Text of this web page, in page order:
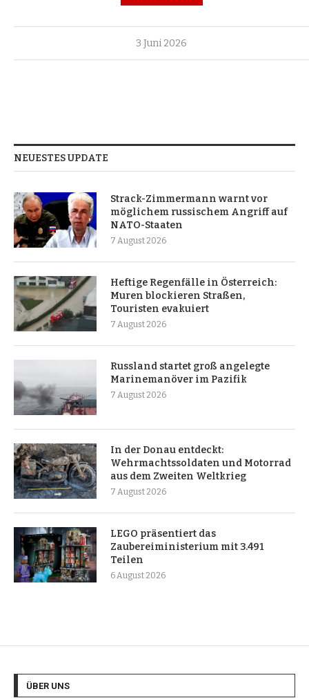
3 Juni 2026
NEUESTES UPDATE
Strack-Zimmermann warnt vor
möglichem russischem Angriff auf
NATO-Staaten
7 August 2026
Heftige Regenfälle in Österreich:
Muren blockieren Straßen,
Touristen evakuiert
7 August 2026
Russland startet groß angelegte
Marinemanöver im Pazifik
7 August 2026
In der Donau entdeckt:
Wehrmachtssoldaten und Motorrad
aus dem Zweiten Weltkrieg
7 August 2026
LEGO präsentiert das
Zaubereiministerium mit 3.491
Teilen
6 August 2026
ÜBER UNS